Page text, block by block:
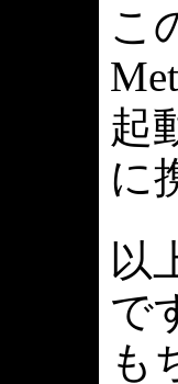
こ
起
に
以
で
も